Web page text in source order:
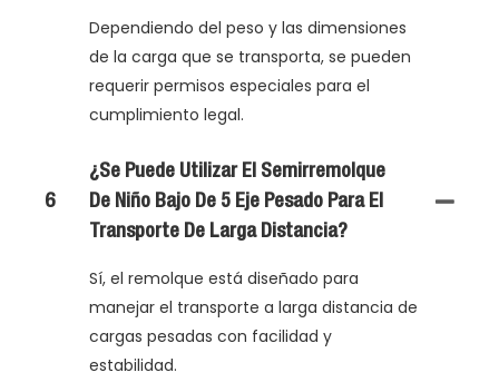
Dependiendo del peso y las dimensiones
de la carga que se transporta, se pueden
requerir permisos especiales para el
cumplimiento legal.
6
¿Se Puede Utilizar El Semirremolque
De Niño Bajo De 5 Eje Pesado Para El
Transporte De Larga Distancia?
Sí, el remolque está diseñado para
manejar el transporte a larga distancia de
cargas pesadas con facilidad y
estabilidad.